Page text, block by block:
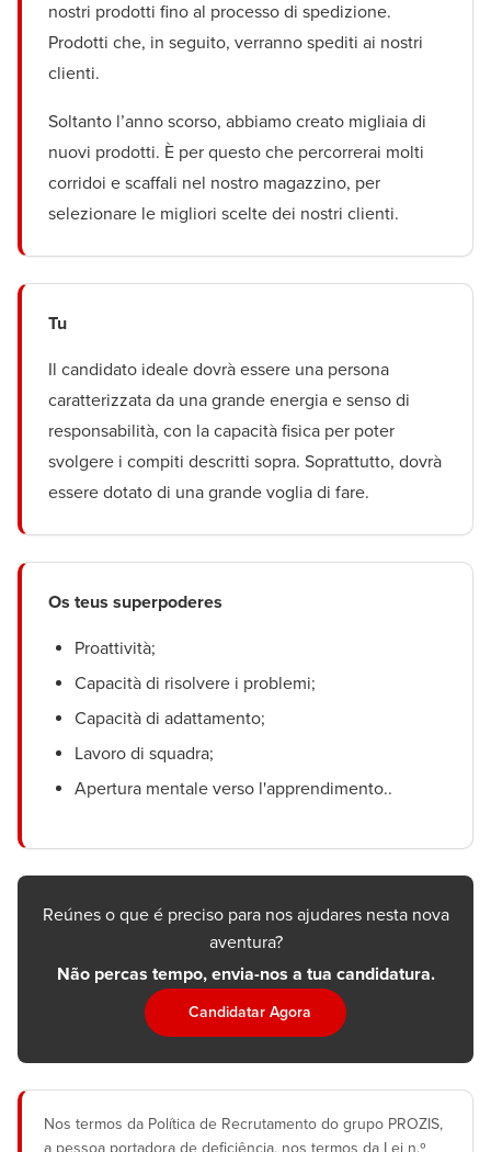
nostri prodotti fino al processo di spedizione.
Prodotti che, in seguito, verranno spediti ai nostri
clienti.
Soltanto l’anno scorso, abbiamo creato migliaia di
nuovi prodotti. È per questo che percorrerai molti
corridoi e scaffali nel nostro magazzino, per
selezionare le migliori scelte dei nostri clienti.
Tu
Il candidato ideale dovrà essere una persona
caratterizzata da una grande energia e senso di
responsabilità, con la capacità fisica per poter
svolgere i compiti descritti sopra. Soprattutto, dovrà
essere dotato di una grande voglia di fare.
Os teus superpoderes
Proattività;
Capacità di risolvere i problemi;
Capacità di adattamento;
Lavoro di squadra;
Apertura mentale verso l'apprendimento..
Reúnes o que é preciso para nos ajudares nesta nova
aventura?
Não percas tempo, envia-nos a tua candidatura.
Candidatar Agora
Nos termos da Política de Recrutamento do grupo PROZIS,
a pessoa portadora de deficiência, nos termos da Lei n.º